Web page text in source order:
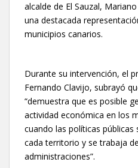
alcalde de El Sauzal,
una destacada
municipios canarios.
Durante su intervención, el
Fernando Clavijo, subrayó
“demuestra que es posible
actividad económica en los
cuando las políticas
cada territorio y se trabaja
administraciones”.